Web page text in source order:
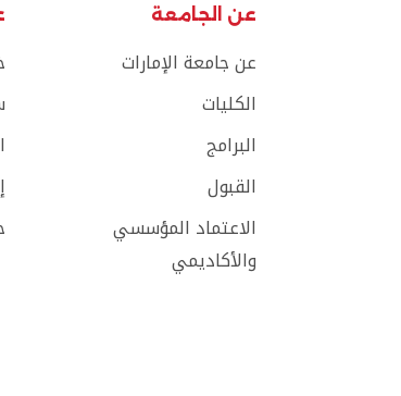
عن الجامعة
عن جامعة الإمارات
الكليات
البرامج
القبول
الاعتماد المؤسسي
والأكاديمي